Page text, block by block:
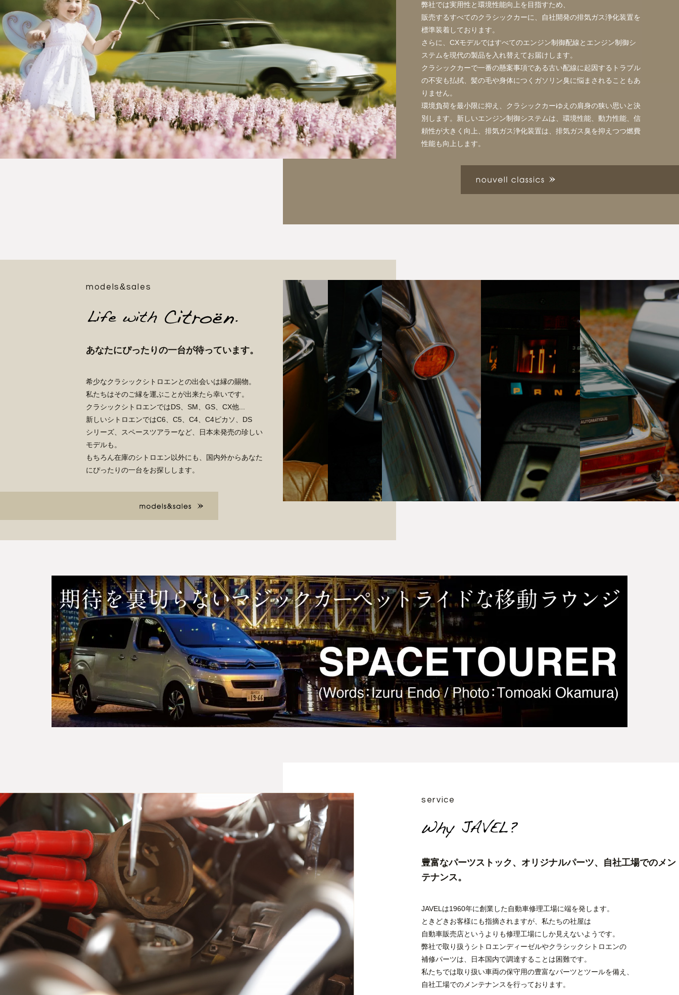
弊社では実用性と環境性能向上を目指すため、
販売するすべてのクラシックカーに、自社開発の排気ガス浄化装置を
標準装着しております。
さらに、CXモデルではすべてのエンジン制御配線とエンジン制御シ
ステムを現代の製品を入れ替えてお届けします。
クラシックカーで一番の懸案事項である古い配線に起因するトラブル
の不安も払拭、髪の毛や身体につくガソリン臭に悩まされることもあ
りません。
環境負荷を最小限に抑え、クラシックカーゆえの肩身の狭い思いと決
別します。新しいエンジン制御システムは、環境性能、動力性能、信
頼性が大きく向上、排気ガス浄化装置は、排気ガス臭を抑えつつ燃費
性能も向上します。
models&sales
あなたにぴったりの一台が待っています。
希少なクラシックシトロエンとの出会いは縁の賜物。
私たちはそのご縁を運ぶことが出来たら幸いです。
クラシックシトロエンではDS、SM、GS、CX他...
新しいシトロエンではC6、C5、C4、C4ピカソ、DS
シリーズ、スペースツアラーなど、日本未発売の珍しい
モデルも。
もちろん在庫のシトロエン以外にも、国内外からあなた
にぴったりの一台をお探しします。
service
豊富なパーツストック、オリジナルパーツ、自社工場でのメン
テナンス。
JAVELは1960年に創業した自動車修理工場に端を発します。
ときどきお客様にも指摘されますが、私たちの社屋は
自動車販売店というよりも修理工場にしか見えないようです。
弊社で取り扱うシトロエンディーゼルやクラシックシトロエンの
補修パーツは、日本国内で調達することは困難です。
私たちでは取り扱い車両の保守用の豊富なパーツとツールを備え、
自社工場でのメンテナンスを行っております。